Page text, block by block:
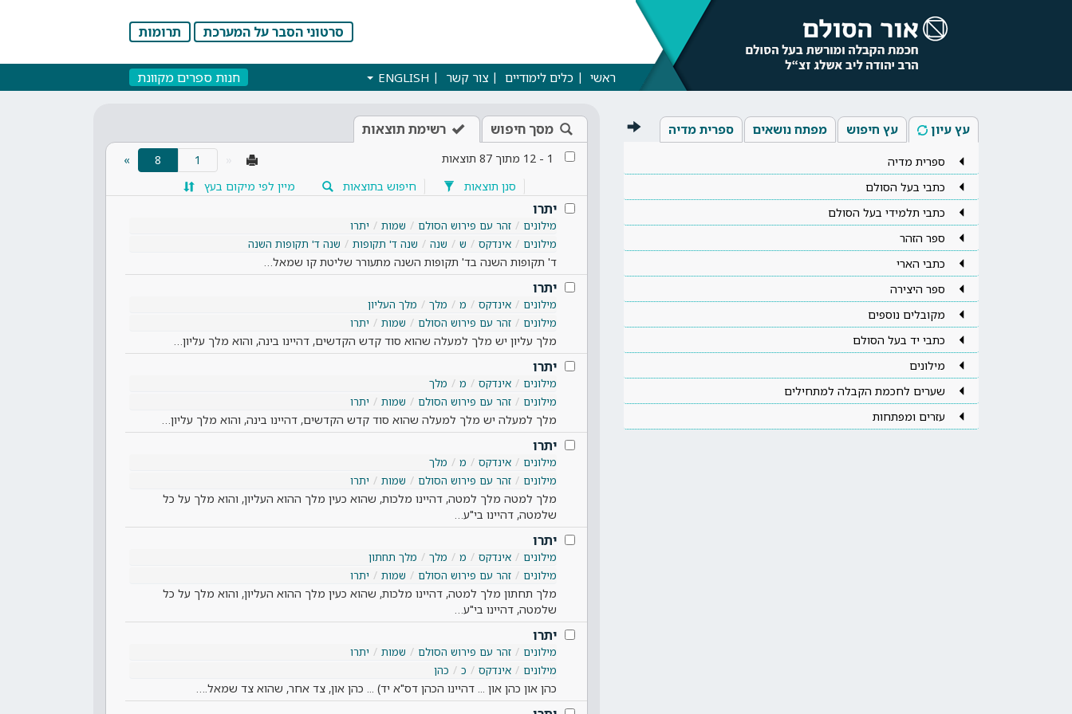
סרטוני הסבר על המערכת תרומות
ראשי כלים לימודיים צור קשר ENGLISH חנות ספרים מקוונת
עץ עיון עץ חיפוש מפתח נושאים ספרית מדיה
ספרית מדיה
כתבי בעל הסולם
כתבי תלמידי בעל הסולם
ספר הזהר
כתבי הארי
ספר היצירה
מקובלים נוספים
כתבי יד בעל הסולם
מילונים
שערים לחכמת הקבלה למתחילים
עזרים ומפתחות
מסך חיפוש רשימת תוצאות
1
-
12 מתוך 87 תוצאות 8
(current)
»
סנן תוצאות
חיפוש בתוצאות מיין לפי מיקום בעץ
יתרו
מילונים זהר עם פירוש הסולם שמות
יתרו
מילונים
אינדקס ש שנה שנה ד' תקופות שנה ד' תקופות השנה
ד' תקופות השנה בד' תקופות השנה מתעורר שליטת קו שמאל…
יתרו
מילונים אינדקס מ מלך
מלך העליון
מילונים
זהר עם פירוש הסולם שמות יתרו
מלך עליון יש מלך למעלה שהוא סוד קדש הקדשים, דהיינו בינה, והוא מלך עליון…
יתרו
מילונים אינדקס מ
מלך
מילונים
זהר עם פירוש הסולם שמות יתרו
מלך למעלה יש מלך למעלה שהוא סוד קדש הקדשים, דהיינו בינה, והוא מלך עליון…
יתרו
מילונים אינדקס מ
מלך
מילונים
זהר עם פירוש הסולם שמות יתרו
מלך למטה מלך למטה, דהיינו מלכות, שהוא כעין מלך ההוא העליון, והוא מלך על כל
שלמטה, דהיינו בי"ע…
יתרו
מילונים אינדקס מ מלך
מלך תחתון
מילונים
זהר עם פירוש הסולם שמות יתרו
מלך תחתון מלך למטה, דהיינו מלכות, שהוא כעין מלך ההוא העליון, והוא מלך על כל
שלמטה, דהיינו בי"ע…
יתרו
מילונים זהר עם פירוש הסולם שמות
יתרו
מילונים
אינדקס כ כהן
כהן און כהן און ... דהיינו הכהן דס"א יד) ... כהן און, צד אחר, שהוא צד שמאל.…